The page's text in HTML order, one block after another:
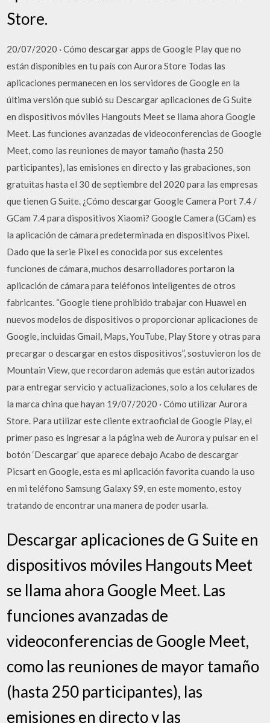
Store.
20/07/2020 · Cómo descargar apps de Google Play que no
están disponibles en tu país con Aurora Store Todas las
aplicaciones permanecen en los servidores de Google en la
última versión que subió su Descargar aplicaciones de G Suite
en dispositivos móviles Hangouts Meet se llama ahora Google
Meet. Las funciones avanzadas de videoconferencias de Google
Meet, como las reuniones de mayor tamaño (hasta 250
participantes), las emisiones en directo y las grabaciones, son
gratuitas hasta el 30 de septiembre del 2020 para las empresas
que tienen G Suite. ¿Cómo descargar Google Camera Port 7.4 /
GCam 7.4 para dispositivos Xiaomi? Google Camera (GCam) es
la aplicación de cámara predeterminada en dispositivos Pixel.
Dado que la serie Pixel es conocida por sus excelentes
funciones de cámara, muchos desarrolladores portaron la
aplicación de cámara para teléfonos inteligentes de otros
fabricantes. “Google tiene prohibido trabajar con Huawei en
nuevos modelos de dispositivos o proporcionar aplicaciones de
Google, incluidas Gmail, Maps, YouTube, Play Store y otras para
precargar o descargar en estos dispositivos”, sostuvieron los de
Mountain View, que recordaron además que están autorizados
para entregar servicio y actualizaciones, solo a los celulares de
la marca china que hayan 19/07/2020 · Cómo utilizar Aurora
Store. Para utilizar este cliente extraoficial de Google Play, el
primer paso es ingresar a la página web de Aurora y pulsar en el
botón ‘Descargar’ que aparece debajo Acabo de descargar
Picsart en Google, esta es mi aplicación favorita cuando la uso
en mi teléfono Samsung Galaxy S9, en este momento, estoy
tratando de encontrar una manera de poder usarla.
Descargar aplicaciones de G Suite en
dispositivos móviles Hangouts Meet
se llama ahora Google Meet. Las
funciones avanzadas de
videoconferencias de Google Meet,
como las reuniones de mayor tamaño
(hasta 250 participantes), las
emisiones en directo y las